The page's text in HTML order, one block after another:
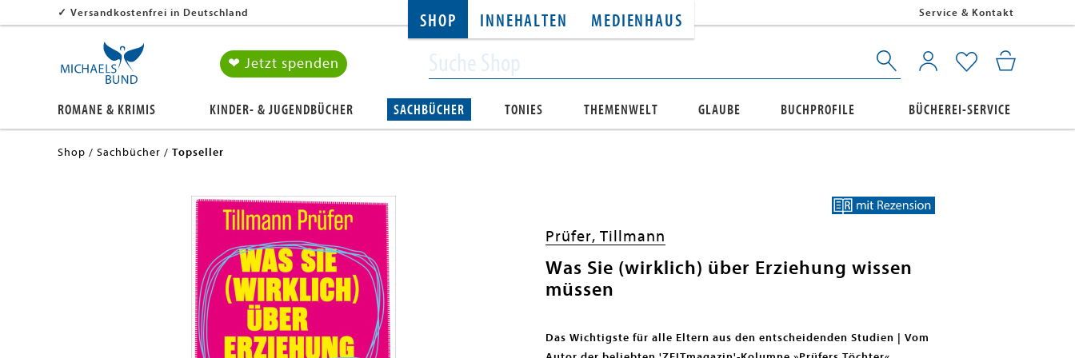
SHOP INNEHALTEN MEDIENHAUS
✓ Versandkostenfrei in Deutschland Service & Kontakt
❤ Jetzt spenden
ROMANE & KRIMIS KINDER- & JUGENDBÜCHER SACHBÜCHER TONIES THEMENWELT GLAUBE BUCHPROFILE BÜCHEREI-SERVICE
Shop Sachbücher Topseller
Prüfer, Tillmann
Was Sie (wirklich) über Erziehung wissen
müssen
Das Wichtigste für alle Eltern aus den entscheidenden Studien | Vom